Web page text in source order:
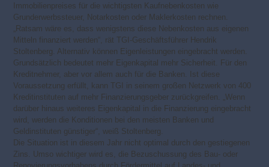
Immobilienpreises für die wichtigsten Kaufnebenkosten wie
Grunderwerbssteuer, Notarkosten oder Maklerkosten rechnen.
„Ratsam wäre es, dass wenigstens diese Nebenkosten aus eigenen
Mitteln finanziert werden“, rät TGI-Geschäftsführer Hendrik
Stoltenberg. Alternativ können Eigenleistungen eingebracht werden.
Grundsätzlich bedeutet mehr Eigenkapital mehr Sicherheit. Für den
Kreditnehmer, aber vor allem auch für die Banken. Ist diese
Voraussetzung erfüllt, kann TGI in seinem großen Netzwerk von 400
Kreditinstituten auf mehr Finanzierungsgeber zurückgreifen. „Wenn
darüber hinaus weiteres Eigenkapital in die Finanzierung eingebracht
wird, werden die Konditionen bei den meisten Banken und
Geldinstituten günstiger“, weiß Stoltenberg.
Die Situation ist in diesem Jahr nicht optimal durch den gestiegenen
Zins. Umso wichtiger wird es, die Bezuschussung des Bau- oder